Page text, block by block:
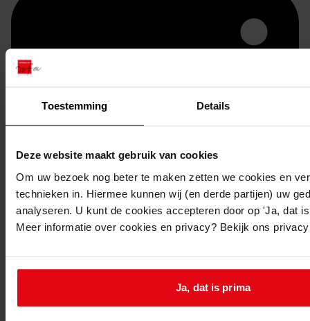
Toestemming Details
Deze website maakt gebruik van cookies
Om uw bezoek nog beter te maken zetten we cookies en
technieken in. Hiermee kunnen wij (en derde partijen) uw
analyseren. U kunt de cookies accepteren door op 'Ja, dat
Meer informatie over cookies en privacy? Bekijk ons
Ja, dat is prima
Printen
duurzaam webadres
Bouwvergunningen uit toegang 1049